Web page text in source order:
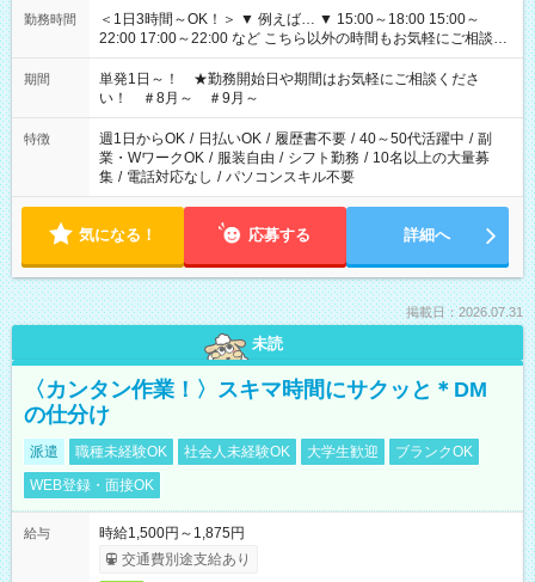
勤務時間
＜1日3時間～OK！＞ ▼ 例えば… ▼ 15:00～18:00 15:00～
22:00 17:00～22:00 など こちら以外の時間もお気軽にご相談く
ださい！
期間
単発1日～！ ★勤務開始日や期間はお気軽にご相談くださ
い！ ＃8月～ ＃9月～
特徴 週1日からOK / 日払いOK / 履歴書不要 / 40～50代活躍中 / 副
業・WワークOK / 服装自由 / シフト勤務 / 10名以上の大量募
集 / 電話対応なし / パソコンスキル不要
気になる！ 応募する 詳細へ
掲載日：2026.07.31
未読
〈カンタン作業！〉スキマ時間にサクッと＊DM
の仕分け
派遣 職種未経験OK 社会人未経験OK 大学生歓迎
ブランクOK
WEB登録・面接OK
給与
時給1,500円～1,875円
交通費別途支給あり